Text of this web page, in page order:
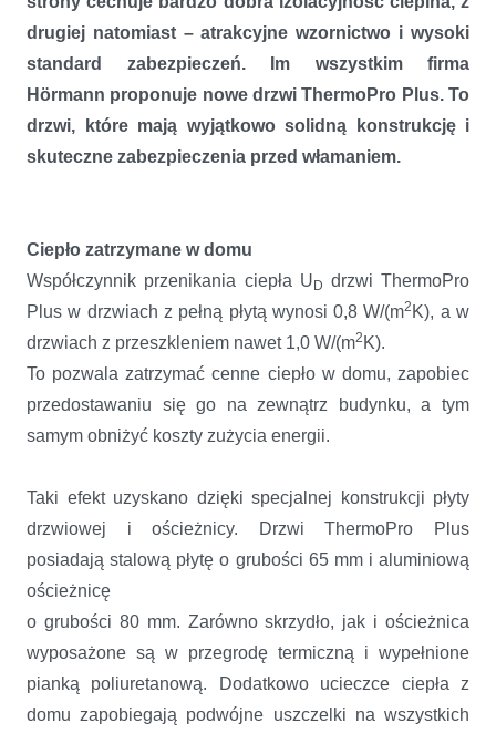
Drzwi ThermoPro Plus – ciepło plus bezpieczeństwo
drugiej natomiast – atrakcyjne wzornictwo i wysoki
standard zabezpieczeń. Im wszystkim firma
Hörmann proponuje nowe drzwi ThermoPro Plus. To
drzwi, które mają wyjątkowo solidną konstrukcję i
skuteczne zabezpieczenia przed włamaniem.
Ciepło zatrzymane w domu
Współczynnik przenikania ciepła UD drzwi ThermoPro
Plus w drzwiach z pełną płytą wynosi 0,8W/(m2 K), a w
drzwiach z przeszkleniem nawet 1,0 W/(m2 K).
To pozwala zatrzymać cenne ciepło w domu, zapobiec
przedostawaniu się go na zewnątrz budynku, a tym
samym obniżyć koszty zużycia energii.
Taki efekt uzyskano dzięki specjalnej konstrukcji płyty
drzwiowej i ościeżnicy.
Drzwi ThermoPro Plus
posiadają stalową płytę o grubości 65 mm i aluminiową
ościeżnicę
o grubości 80 mm. Zarówno skrzydło, jak i ościeżnica
wyposażone są w przegrodę termiczną i wypełnione
pianką poliuretanową. Dodatkowo ucieczce ciepła z
domu zapobiegają podwójne uszczelki na wszystkich